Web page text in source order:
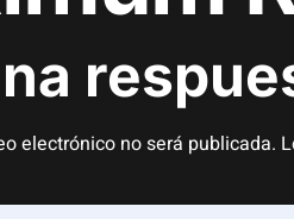
electrónico no será publicada.